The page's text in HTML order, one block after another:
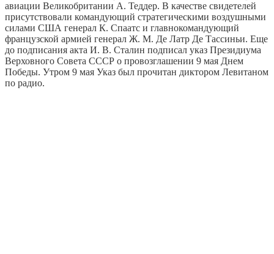
авиации Великобритании А. Теддер. В качестве свидетелей
присутствовали командующий стратегическими воздушными
силами США генерал К. Спаатс и главнокомандующий
французской армией генерал Ж. М. Де Латр Де Тассиньи. Еще
до подписания акта И. В. Сталин подписал указ Президиума
Верховного Совета СССР о провозглашении 9 мая Днем
Победы. Утром 9 мая Указ был прочитан диктором Левитаном
по радио.